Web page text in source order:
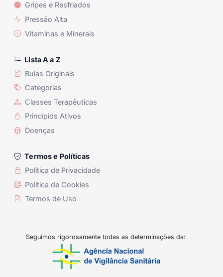
Gripes e Resfriados
Pressão Alta
Vitaminas e Minerais
Lista A a Z
Bulas Originais
Categorias
Classes Terapêuticas
Princípios Ativos
Doenças
Termos e Políticas
Política de Privacidade
Política de Cookies
Termos de Uso
Seguimos rigorosamente todas as determinações da: